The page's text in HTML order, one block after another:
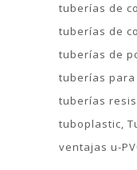
tuberías de
tuberías de
tuberías de
tuberías
tuberías
tuboplastic
ventajas u-